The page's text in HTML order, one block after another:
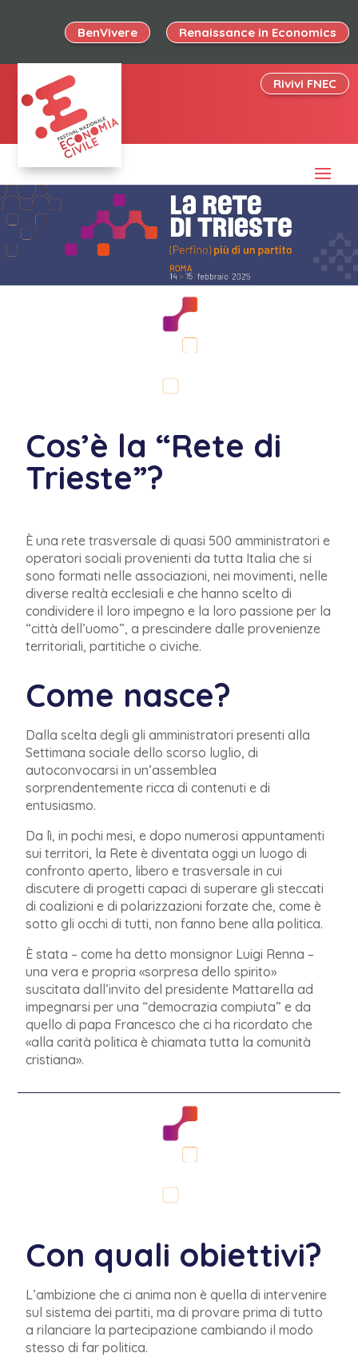
BenVivere Renaissance in Economics
Rivivi FNEC
Cos’è la “Rete di
Trieste”?
È una rete trasversale di quasi 500 amministratori e
operatori sociali provenienti da tutta Italia che si
sono formati nelle associazioni, nei movimenti, nelle
diverse realtà ecclesiali e che hanno scelto di
condividere il loro impegno e la loro passione per la
“città dell’uomo”, a prescindere dalle provenienze
territoriali, partitiche o civiche.
Come nasce?
Dalla scelta degli gli amministratori presenti alla
Settimana sociale dello scorso luglio, di
autoconvocarsi in un’assemblea
sorprendentemente ricca di contenuti e di
entusiasmo.
Da lì, in pochi mesi, e dopo numerosi appuntamenti
sui territori, la Rete è diventata oggi un luogo di
confronto aperto, libero e trasversale in cui
discutere di progetti capaci di superare gli steccati
di coalizioni e di polarizzazioni forzate che, come è
sotto gli occhi di tutti, non fanno bene alla politica.
È stata – come ha detto monsignor Luigi Renna –
una vera e propria «sorpresa dello spirito»
suscitata dall’invito del presidente Mattarella ad
impegnarsi per una “democrazia compiuta” e da
quello di papa Francesco che ci ha ricordato che
«alla carità politica è chiamata tutta la comunità
cristiana».
Con quali obiettivi?
L’ambizione che ci anima non è quella di intervenire
sul sistema dei partiti, ma di provare prima di tutto
a rilanciare la partecipazione cambiando il modo
stesso di far politica.